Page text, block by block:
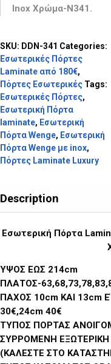
Inox Χρώμα-N341.
SKU: DDN-341 Categories:
Εσωτερικές Πόρτες
Laminate από 180€,
Πόρτες Εσωτερικές Tags:
Εσωτερικές Πόρτες,
Εσωτερική Πόρτα
laminate, Εσωτερική
Πόρτα Wenge, Εσωτερική
Πόρτα Wenge με inox,
Πόρτες Laminate Luxury
Description
Εσωτερική Πόρτα
ΥΨΟΣ ΕΩΣ 214cm
ΠΛΑΤΟΣ-
ΠΑΧΟΣ 10cm ΚΑΙ 13cm
30€,24cm 40€
ΤΥΠΟΣ ΠΟΡΤΑΣ
ΣΥΡΡΟΜΕΝΗ
(ΚΑΛΕΣΤΕ ΣΤΟ